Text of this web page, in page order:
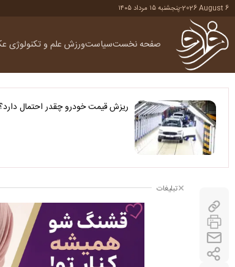
2026 August 6
-پنجشنبه ۱۵ مرداد ۱۴۰۵
صفحه نخستسیاستورزش علم و تکنولوژی
ریزش قیمت خودرو چقدر احتمال
تبلیغات